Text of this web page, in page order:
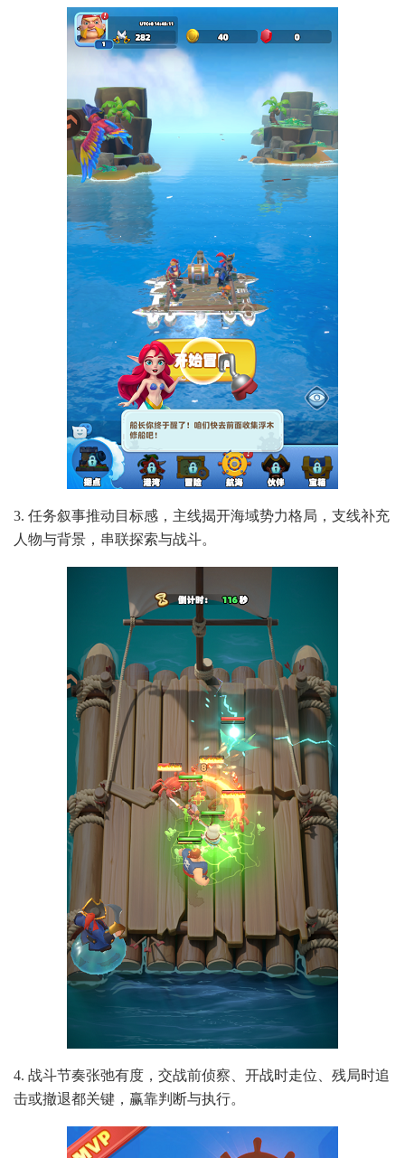
3. 任务叙事推动目标感，主线揭开海域势力格局，支线补充
人物与背景，串联探索与战斗。
4. 战斗节奏张弛有度，交战前侦察、开战时走位、残局时追
击或撤退都关键，赢靠判断与执行。